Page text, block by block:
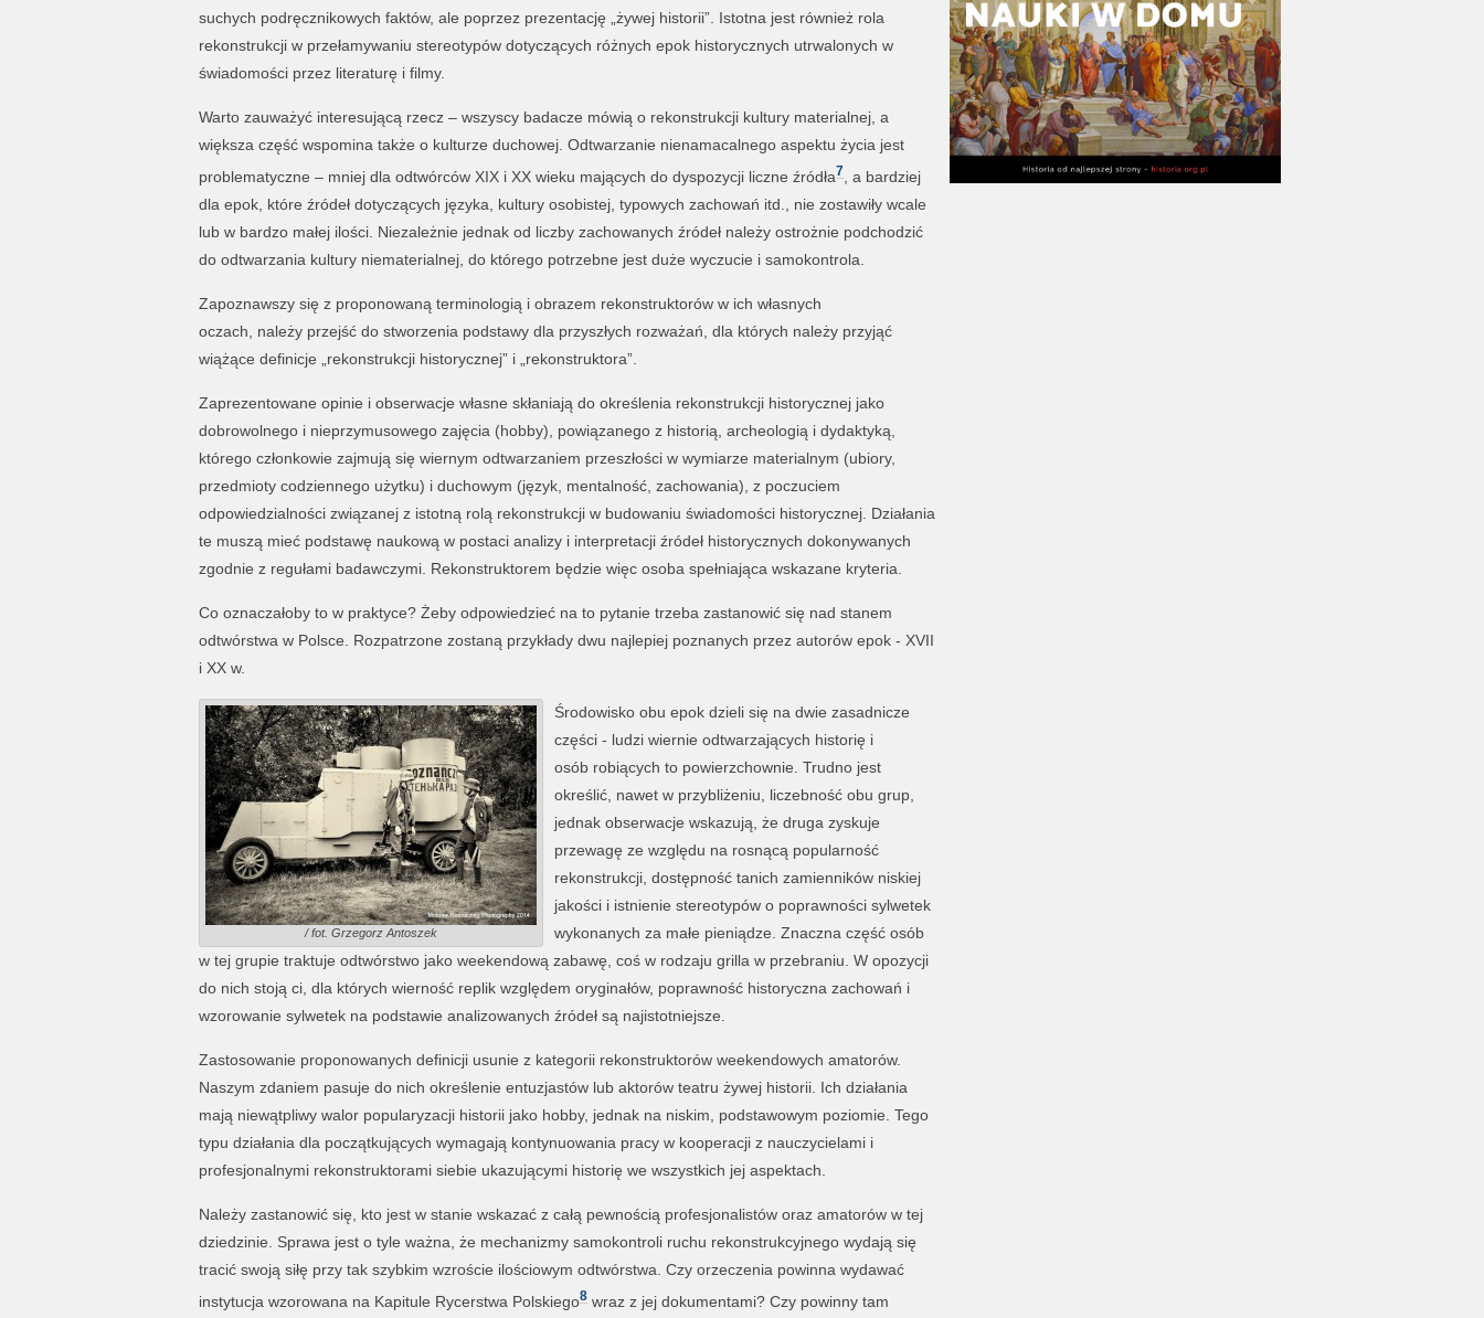
suchych podręcznikowych faktów, ale poprzez prezentację „żywej historii”. Istotna jest również rola
rekonstrukcji w przełamywaniu stereotypów dotyczących różnych epok historycznych utrwalonych w
świadomości przez literaturę i filmy.
Warto zauważyć interesującą rzecz – wszyscy badacze mówią o rekonstrukcji kultury materialnej, a
większa część wspomina także o kulturze duchowej. Odtwarzanie nienamacalnego aspektu życia jest
problematyczne – mniej dla odtwórców XIX i XX wieku mających do dyspozycji liczne źródła7, a bardziej
dla epok, które źródeł dotyczących języka, kultury osobistej, typowych zachowań itd., nie zostawiły wcale
lub w bardzo małej ilości. Niezależnie jednak od liczby zachowanych źródeł należy ostrożnie podchodzić
do odtwarzania kultury niematerialnej, do którego potrzebne jest duże wyczucie i samokontrola.
Zapoznawszy się z proponowaną terminologią i obrazem rekonstruktorów w ich własnych
oczach, należy przejść do stworzenia podstawy dla przyszłych rozważań, dla których należy przyjąć
wiążące definicje „rekonstrukcji historycznej” i „rekonstruktora”.
Zaprezentowane opinie i obserwacje własne skłaniają do określenia rekonstrukcji historycznej jako
dobrowolnego i nieprzymusowego zajęcia (hobby), powiązanego z historią, archeologią i dydaktyką,
którego członkowie zajmują się wiernym odtwarzaniem przeszłości w wymiarze materialnym (ubiory,
przedmioty codziennego użytku) i duchowym (język, mentalność, zachowania), z poczuciem
odpowiedzialności związanej z istotną rolą rekonstrukcji w budowaniu świadomości historycznej. Działania
te muszą mieć podstawę naukową w postaci analizy i interpretacji źródeł historycznych dokonywanych
zgodnie z regułami badawczymi. Rekonstruktorem będzie więc osoba spełniająca wskazane kryteria.
Co oznaczałoby to w praktyce? Żeby odpowiedzieć na to pytanie trzeba zastanowić się nad stanem
odtwórstwa w Polsce. Rozpatrzone zostaną przykłady dwu najlepiej poznanych przez autorów epok - XVII
i XX w.
/ fot. Grzegorz Antoszek
Środowisko obu epok dzieli się na dwie zasadnicze
części - ludzi wiernie odtwarzających historię i
osób robiących to powierzchownie. Trudno jest
określić, nawet w przybliżeniu, liczebność obu grup,
jednak obserwacje wskazują, że druga zyskuje
przewagę ze względu na rosnącą popularność
rekonstrukcji, dostępność tanich zamienników niskiej
jakości i istnienie stereotypów o poprawności sylwetek
wykonanych za małe pieniądze. Znaczna część osób
w tej grupie traktuje odtwórstwo jako weekendową zabawę, coś w rodzaju grilla w przebraniu. W opozycji
do nich stoją ci, dla których wierność replik względem oryginałów, poprawność historyczna zachowań i
wzorowanie sylwetek na podstawie analizowanych źródeł są najistotniejsze.
Zastosowanie proponowanych definicji usunie z kategorii rekonstruktorów weekendowych amatorów.
Naszym zdaniem pasuje do nich określenie entuzjastów lub aktorów teatru żywej historii. Ich działania
mają niewątpliwy walor popularyzacji historii jako hobby, jednak na niskim, podstawowym poziomie. Tego
typu działania dla początkujących wymagają kontynuowania pracy w kooperacji z nauczycielami i
profesjonalnymi rekonstruktorami siebie ukazującymi historię we wszystkich jej aspektach.
Należy zastanowić się, kto jest w stanie wskazać z całą pewnością profesjonalistów oraz amatorów w tej
dziedzinie. Sprawa jest o tyle ważna, że mechanizmy samokontroli ruchu rekonstrukcyjnego wydają się
tracić swoją siłę przy tak szybkim wzroście ilościowym odtwórstwa. Czy orzeczenia powinna wydawać
instytucja wzorowana na Kapitule Rycerstwa Polskiego8wraz z jej dokumentami? Czy powinny tam